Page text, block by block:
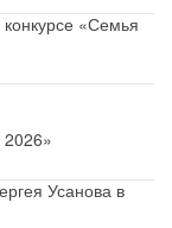
«Семья
2026»
Усанова в